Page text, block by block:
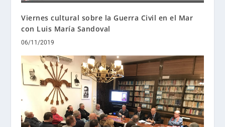
Viernes cultural sobre la Guerra Civil en el Mar
con Luis María Sandoval
06/11/2019